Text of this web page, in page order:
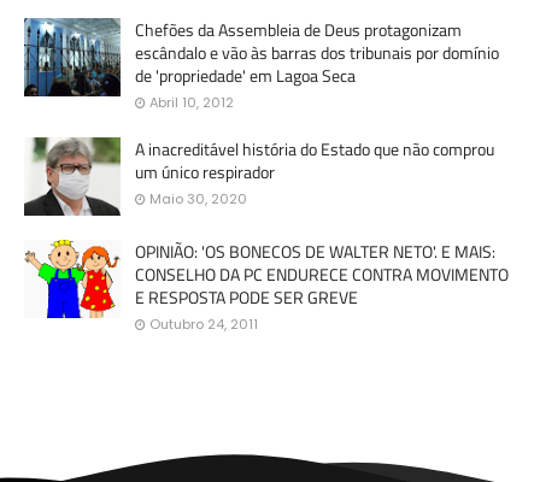
Chefões da Assembleia de Deus protagonizam
escândalo e vão às barras dos tribunais por domínio
de 'propriedade' em Lagoa Seca
Abril 10, 2012
A inacreditável história do Estado que não comprou
um único respirador
Maio 30, 2020
OPINIÃO: 'OS BONECOS DE WALTER NETO'. E MAIS:
CONSELHO DA PC ENDURECE CONTRA MOVIMENTO
E RESPOSTA PODE SER GREVE
Outubro 24, 2011